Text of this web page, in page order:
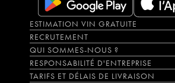
ESTIMATION VIN GRATUITE
RECRUTEMENT
QUI SOMMES-NOUS ?
RESPONSABILITÉ D'ENTREPRISE
TARIFS ET DÉLAIS DE LIVRAISON